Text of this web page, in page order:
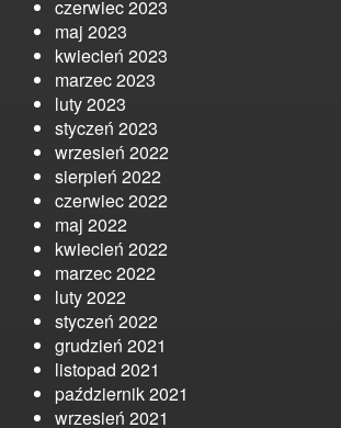
czerwiec 2023
maj 2023
kwiecień 2023
marzec 2023
luty 2023
styczeń 2023
wrzesień 2022
sierpień 2022
czerwiec 2022
maj 2022
kwiecień 2022
marzec 2022
luty 2022
styczeń 2022
grudzień 2021
listopad 2021
październik 2021
wrzesień 2021